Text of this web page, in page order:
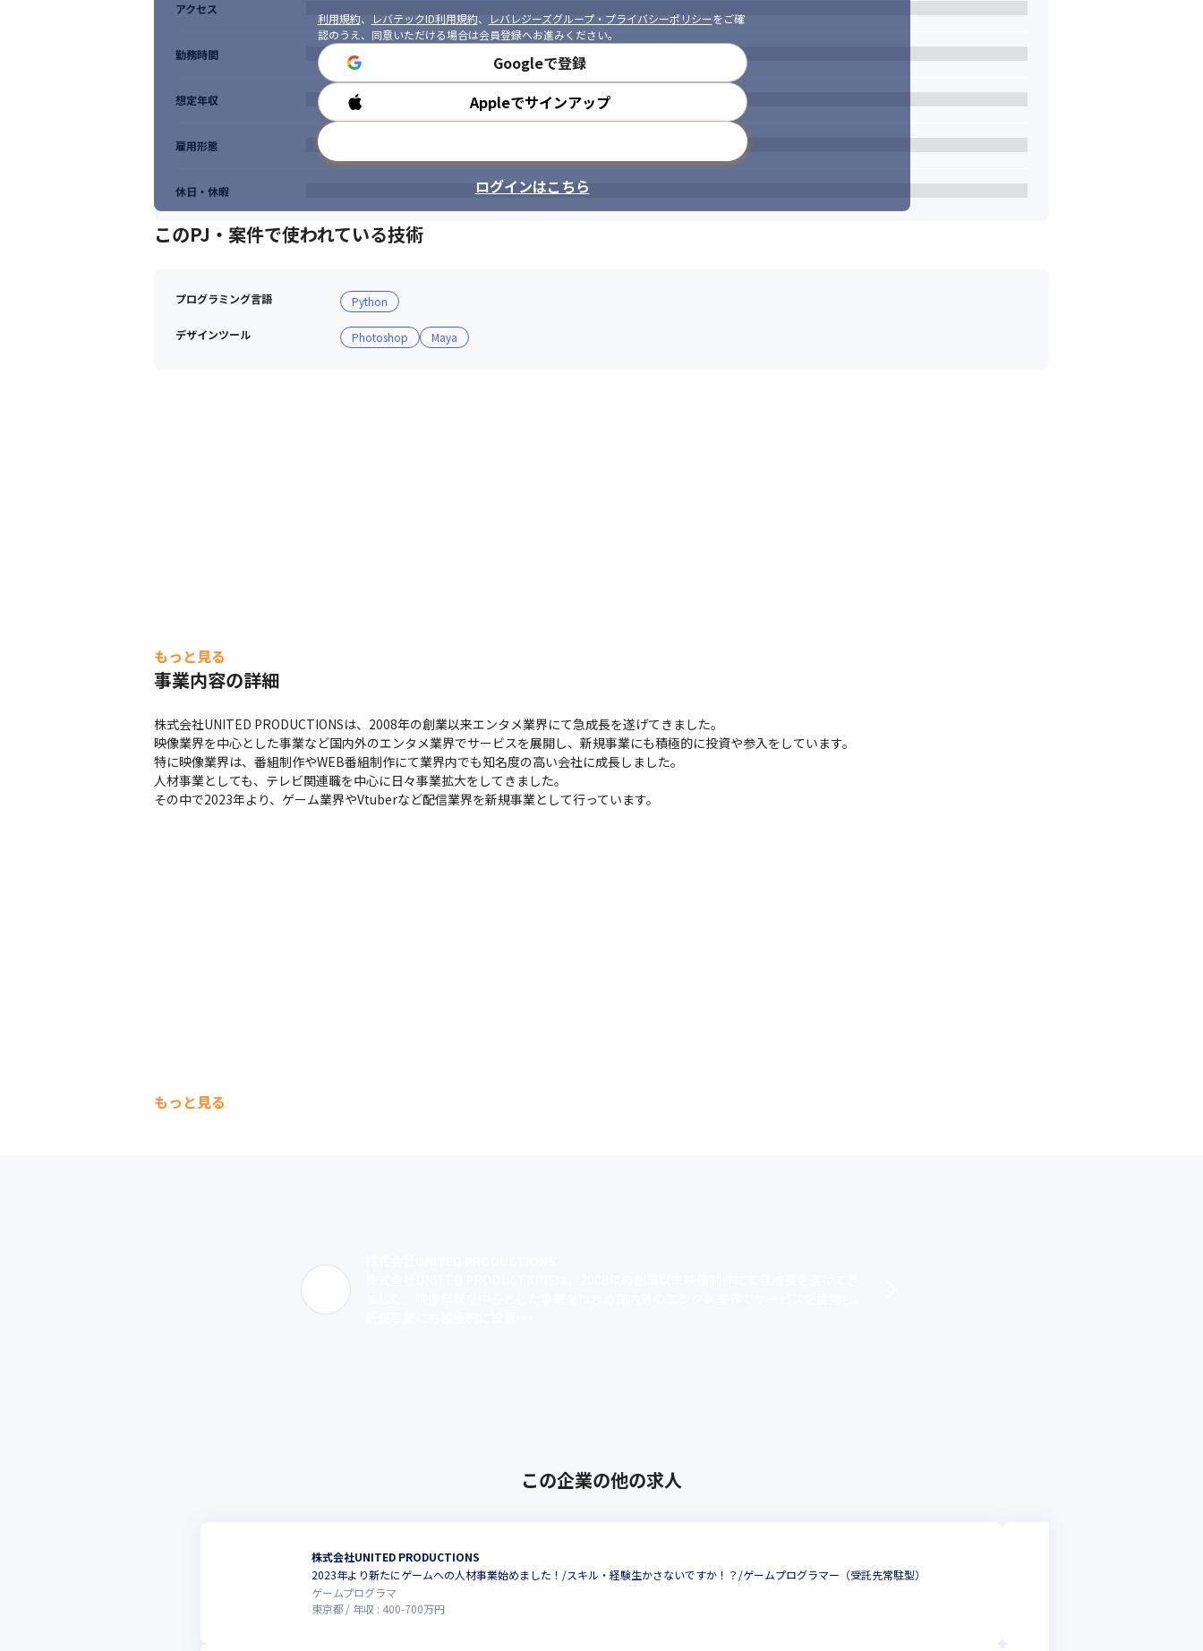
利用規約、 レバテックID利用規約、 レバレジーズグループ・プライバシーポリシーをご確
認のうえ、同意いただける場合は会員登録へお進みください。
Googleで登録
Appleでサインアップ
ログインはこちら
アクセス
勤務時間
想定年収
雇用形態
休日・休暇
このPJ・案件で使われている技術
プログラミング言語 Python
デザインツール Photoshop Maya
もっと見る
事業内容の詳細
株式会社UNITED PRODUCTIONSは、2008年の創業以来エンタメ業界にて急成長を遂げてきました。
映像業界を中心とした事業など国内外のエンタメ業界でサービスを展開し、新規事業にも積極的に投資や参入をしています。
特に映像業界は、番組制作やWEB番組制作にて業界内でも知名度の高い会社に成長しました。
人材事業としても、テレビ関連職を中心に日々事業拡大をしてきました。
その中で2023年より、ゲーム業界やVtuberなど配信業界を新規事業として行っています。
もっと見る
この企業の他の求人
株式会社UNITED PRODUCTIONS
2023年より新たにゲームへの人材事業始めました！/スキル・経験生かさないですか！？/ゲームプログラマー（受託先常駐型）
ゲームプログラマ
東京都
年収 : 400-700万円